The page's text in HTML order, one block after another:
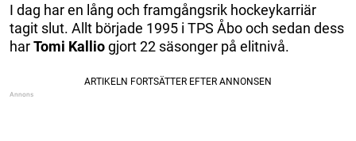
I dag har en lång och framgångsrik hockeykarriär
tagit slut. Allt började 1995 i TPS Åbo och sedan dess
harTomi Kalliogjort 22 säsonger på elitnivå.